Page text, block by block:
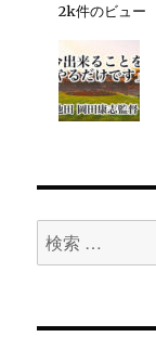
2k件のビュー
検
索
象: